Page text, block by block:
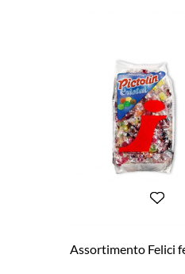
Assortimento Felici